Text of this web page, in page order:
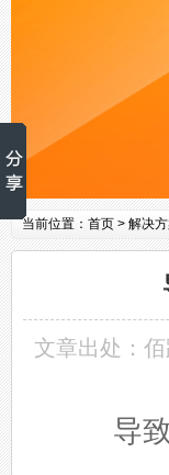
当前位置： 首页 > 解决
文章出处：
导